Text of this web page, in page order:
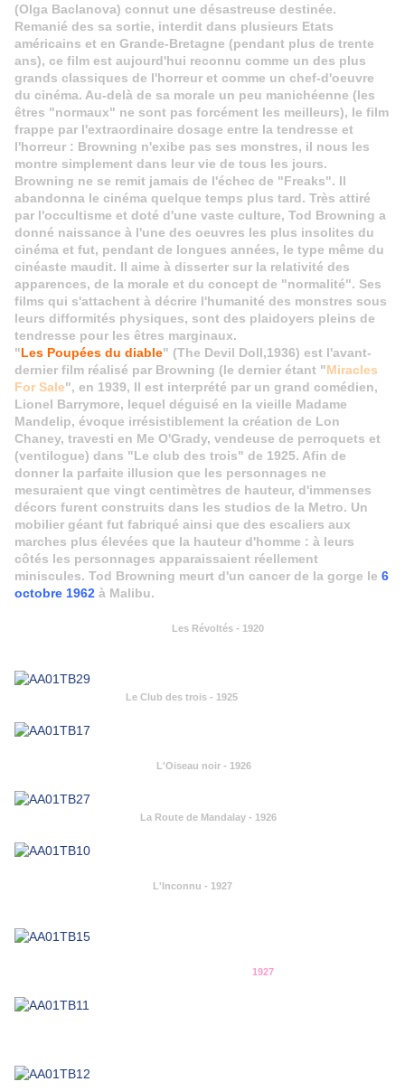
(Olga Baclanova) connut une désastreuse destinée.
Remanié des sa sortie, interdit dans plusieurs Etats
américains et en Grande-Bretagne (pendant plus de trente
ans), ce film est aujourd'hui reconnu comme un des plus
grands classiques de l'horreur et comme un chef-d'oeuvre
du cinéma. Au-delà de sa morale un peu manichéenne (les
êtres "normaux" ne sont pas forcément les meilleurs), le film
frappe par l'extraordinaire dosage entre la tendresse et
l'horreur : Browning n'exibe pas ses monstres, il nous les
montre simplement dans leur vie de tous les jours.
Browning ne se remit jamais de l'échec de "Freaks". Il
abandonna le cinéma quelque temps plus tard. Très attiré
par l'occultisme et doté d'une vaste culture, Tod Browning a
donné naissance à l'une des oeuvres les plus insolites du
cinéma et fut, pendant de longues années, le type même du
cinéaste maudit. Il aime à disserter sur la relativité des
apparences, de la morale et du concept de "normalité". Ses
films qui s'attachent à décrire l'humanité des monstres sous
leurs difformités physiques, sont des plaidoyers pleins de
tendresse pour les êtres marginaux.
"Les Poupées du diable" (The Devil Doll,1936) est l'avant-
dernier film réalisé par Browning (le dernier étant "Miracles
For Sale", en 1939, Il est interprété par un grand comédien,
Lionel Barrymore, lequel déguisé en la vieille Madame
Mandelip, évoque irrésistiblement la création de Lon
Chaney, travesti en Me O'Grady, vendeuse de perroquets et
(ventilogue) dans "Le club des trois" de 1925. Afin de
donner la parfaite illusion que les personnages ne
mesuraient que vingt centimètres de hauteur, d'immenses
décors furent construits dans les studios de la Metro. Un
mobilier géant fut fabriqué ainsi que des escaliers aux
marches plus élevées que la hauteur d'homme : à leurs
côtés les personnages apparaissaient réellement
miniscules. Tod Browning meurt d'un cancer de la gorge le 6
octobre 1962 à Malibu.
Les Révoltés - 1920
Le Club des trois - 1925
L'Oiseau noir - 1926
La Route de Mandalay - 1926
L'Inconnu - 1927
1927